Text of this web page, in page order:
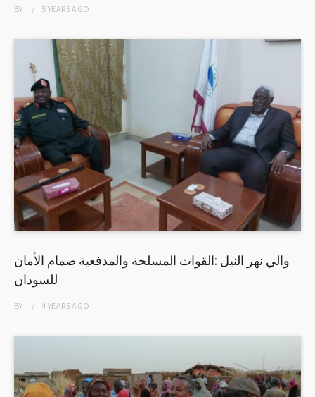
BY 5 YEARSAGO
والي نهر النيل :القوات المسلحة والمدفعية صمام الأمان
للسودان
BY 4 YEARSAGO